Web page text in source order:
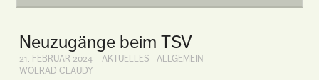
Neuzugänge beim TSV
21. FEBRUAR 2024 AKTUELLES
ALLGEMEIN
WOLRAD CLAUDY